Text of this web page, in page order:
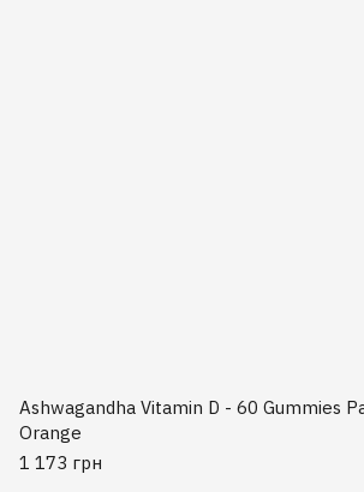
Ashwagandha Vitamin D - 60 Gummies
Orange
1 173 грн